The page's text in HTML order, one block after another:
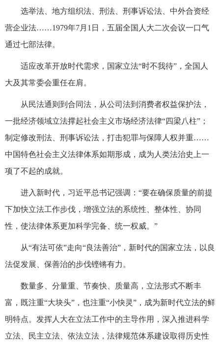
选举法、地方组织法、刑法、刑事诉讼法、中外合资经
营企业法……1979年7月1日，五届全国人大二次会议一口气
通过七部法律。
适应改革开放时代需求，国家立法“时不我待”，全国人
大及其常委会重任在肩。
从民法通则到合同法，从公司法到消费者权益保护法，
一批经济领域立法撑起社会主义市场经济法律“四梁八柱”；
制定修改刑法、刑事诉讼法，打击犯罪与保障人权并重……
中国特色社会主义法律体系如期形成，成为人类法治史上一
项了不起的成就。
进入新时代，习近平总书记强调：“要在确保质量的前提
下加快立法工作步伐，增强立法的系统性、整体性、协同
性，使法律体系更加科学完备、统一权威。”
从“有法可依”走向“良法善治”，新时代的国家立法，以良
法促发展、保善治的步伐铿锵有力。
数量多、分量重、节奏快、质量高，立法形式不断丰
富，既注重“大块头”，也注重“小快灵”，成为新时代立法的鲜
明特点。发挥人大在立法工作中的主导作用，深入推进科学
立法、民主立法、依法立法，法律规范体系建设取得历史性